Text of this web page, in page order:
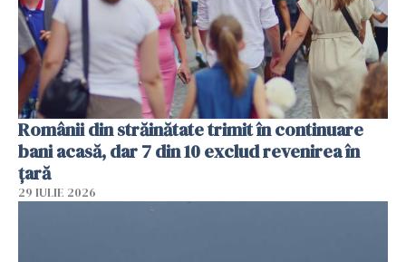
Românii din străinătate trimit în continuare
bani acasă, dar 7 din 10 exclud revenirea în
țară
29 IULIE 2026